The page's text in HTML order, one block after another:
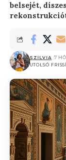
belsejét,
UTOLSÓ
SZILVIA 7